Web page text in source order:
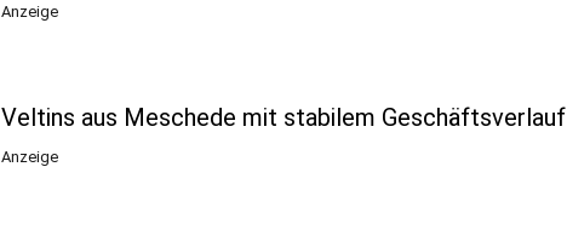
Anzeige
Veltins aus Meschede mit stabilem Geschäftsverlauf
Anzeige